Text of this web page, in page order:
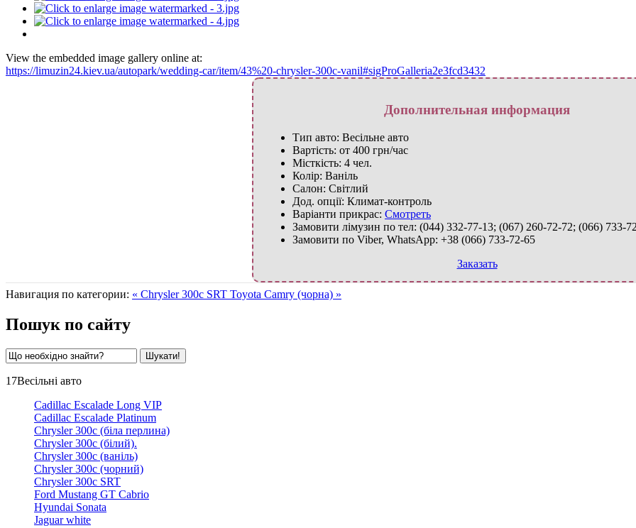
View the embedded image gallery online at:
https://limuzin24.kiev.ua/autopark/wedding-car/item/43%20-chrysler-300c-vanil#sigProGalleria2e3fcd3432
Дополнительная информация
Тип авто: Весільне авто
Вартість: от 400 грн/час
Місткість: 4 чел.
Колір: Ваніль
Салон: Світлий
Дод. опції: Климат-контроль
Варіанти прикрас: Смотреть
Замовити лімузин по тел: (044) 332-77-13; (067) 260-72-72; (066) 733-
Замовити по Viber, WhatsApp: +38 (066) 733-72-65
Заказать
Навигация по категории: « Chrysler 300c SRT Toyota Camry (чорна) »
Пошук по сайту
17Весільні авто
Cadillac Escalade Long VIP
Cadillac Escalade Platinum
Chrysler 300c (біла перлина)
Chrysler 300c (білий).
Chrysler 300c (ваніль)
Chrysler 300c (чорний)
Chrysler 300c SRT
Ford Mustang GT Cabrio
Hyundai Sonata
Jaguar white